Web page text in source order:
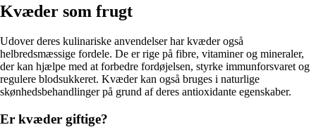
Kvæder som frugt
Udover deres kulinariske anvendelser har kvæder også
helbredsmæssige fordele. De er rige på fibre, vitaminer og mineraler,
der kan hjælpe med at forbedre fordøjelsen, styrke immunforsvaret og
regulere blodsukkeret. Kvæder kan også bruges i naturlige
skønhedsbehandlinger på grund af deres antioxidante egenskaber.
Er kvæder giftige?